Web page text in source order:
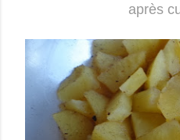
après